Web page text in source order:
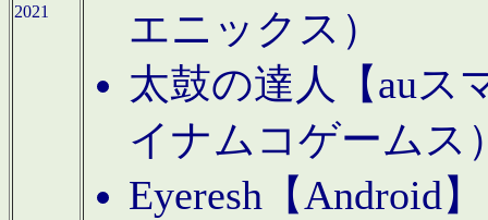
2021
エニックス）
太鼓の達人【auス
イナムコゲームス
Eyeresh【Android